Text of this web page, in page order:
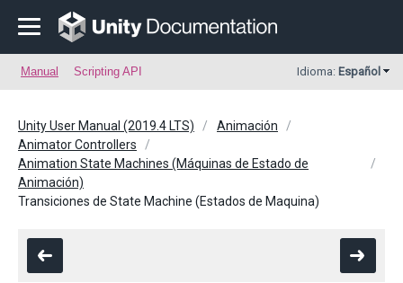
Manual Scripting API Idioma: Español
Unity User Manual (2019.4 LTS)
Animación
Animator Controllers
Animation State Machines (Máquinas de Estado de
Animación)
Transiciones de State Machine (Estados de Maquina)